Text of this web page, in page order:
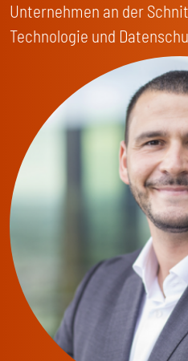
Unternehmen an der
Technologie und